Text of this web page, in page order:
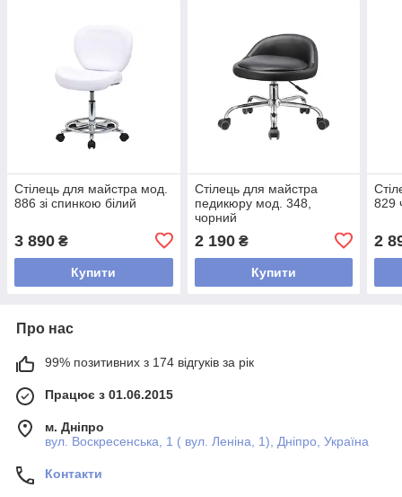
Стілець для майстра мод.
886 зі спинкою білий
3 890 ₴
Купити
Стілець для майстра
педикюру мод. 348,
чорний
2 190₴
Купити
829
2
Про нас
99% позитивних з 174 відгуків за рік
Працює з 01.06.2015
м. Дніпро
вул. Воскресенська, 1 ( вул. Леніна, 1), Дніпро, Україна
Контакти